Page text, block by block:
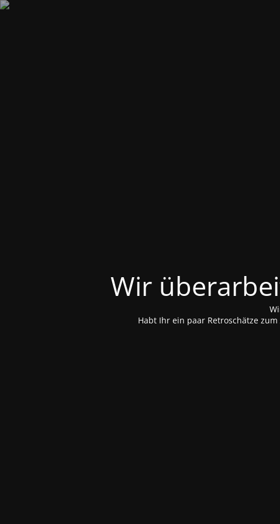
Wir
Habt Ihr ein paar Retroschätze